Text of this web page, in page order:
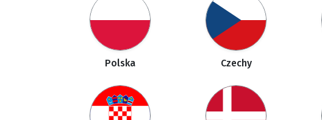
Polska Czechy